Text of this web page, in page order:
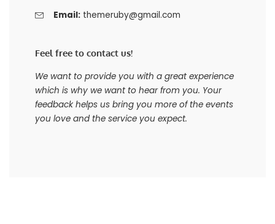
Email: themeruby@gmail.com
Feel free to contact us!
We want to provide you with a great experience
which is why we want to hear from you. Your
feedback helps us bring you more of the events
you love and the service you expect.